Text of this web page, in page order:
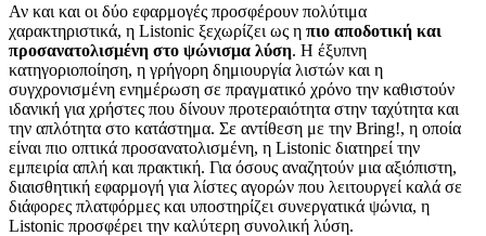
Αν και και οι δύο εφαρμογές προσφέρουν πολύτιμα
χαρακτηριστικά, η Listonic ξεχωρίζει ως η πιο αποδοτική και
προσανατολισμένη στο ψώνισμα λύση. Η έξυπνη
κατηγοριοποίηση, η γρήγορη δημιουργία λιστών και η
συγχρονισμένη ενημέρωση σε πραγματικό χρόνο την καθιστούν
ιδανική για χρήστες που δίνουν προτεραιότητα στην ταχύτητα και
την απλότητα στο κατάστημα. Σε αντίθεση με την Bring!, η οποία
είναι πιο οπτικά προσανατολισμένη, η Listonic διατηρεί την
εμπειρία απλή και πρακτική. Για όσους αναζητούν μια αξιόπιστη,
διαισθητική εφαρμογή για λίστες αγορών που λειτουργεί καλά σε
διάφορες πλατφόρμες και υποστηρίζει συνεργατικά ψώνια, η
Listonic προσφέρει την καλύτερη συνολική λύση.